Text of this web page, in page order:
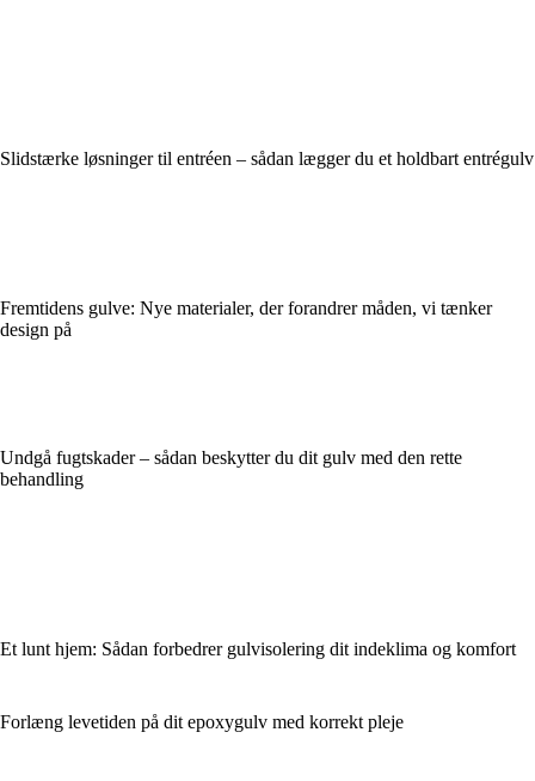
Slidstærke løsninger til entréen – sådan lægger du et holdbart entrégulv
Fremtidens gulve: Nye materialer, der forandrer måden, vi tænker
design på
Undgå fugtskader – sådan beskytter du dit gulv med den rette
behandling
Et lunt hjem: Sådan forbedrer gulvisolering dit indeklima og komfort
Forlæng levetiden på dit epoxygulv med korrekt pleje